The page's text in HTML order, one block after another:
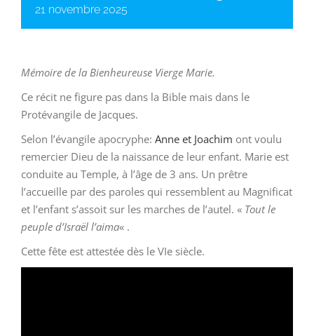
21 novembre 2025
Mémoire de la Bienheureuse Vierge Marie.
Ce récit ne figure pas dans la Bible mais dans le
Protévangile de Jacques.
Selon l’évangile apocryphe: Anne et Joachim ont voulu
remercier Dieu de la naissance de leur enfant. Marie est
conduite au Temple, à l’âge de 3 ans. Un prêtre
l’accueille par des paroles qui ressemblent au Magnificat
et l’enfant s’assoit sur les marches de l’autel. « Tout le
peuple d’Israël l’aima« .
Cette fête est attestée dès le VIe siècle.